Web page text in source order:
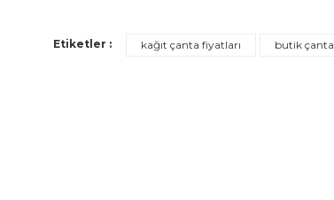
Etiketler : kağıt çanta fiyatları butik çanta